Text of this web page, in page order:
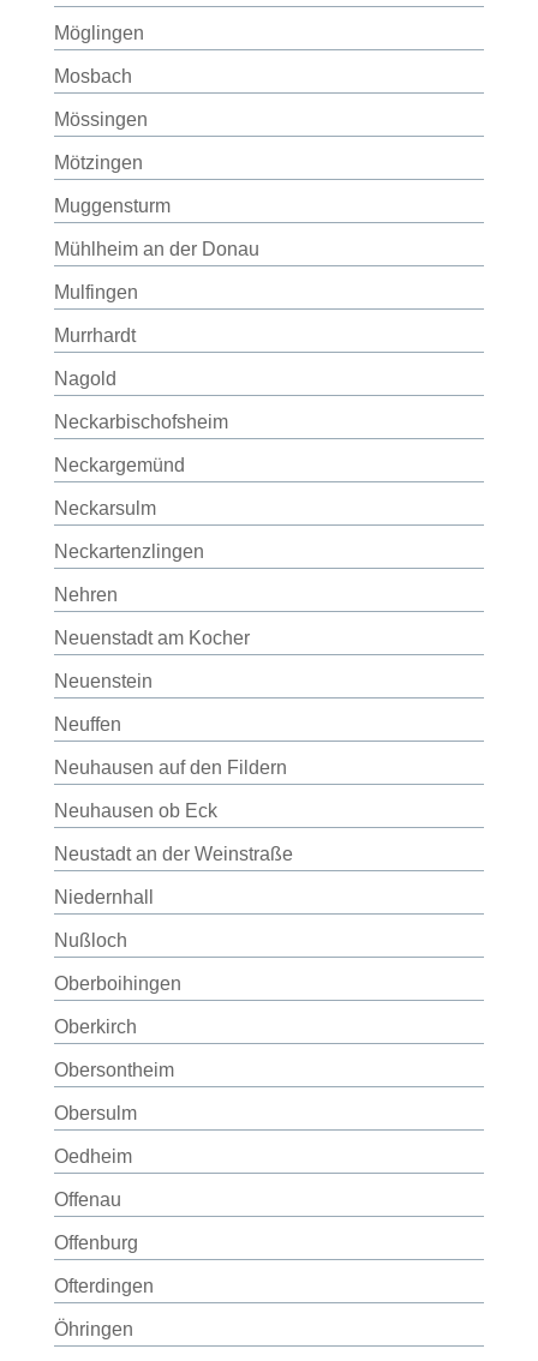
Möglingen
Mosbach
Mössingen
Mötzingen
Muggensturm
Mühlheim an der Donau
Mulfingen
Murrhardt
Nagold
Neckarbischofsheim
Neckargemünd
Neckarsulm
Neckartenzlingen
Nehren
Neuenstadt am Kocher
Neuenstein
Neuffen
Neuhausen auf den Fildern
Neuhausen ob Eck
Neustadt an der Weinstraße
Niedernhall
Nußloch
Oberboihingen
Oberkirch
Obersontheim
Obersulm
Oedheim
Offenau
Offenburg
Ofterdingen
Öhringen